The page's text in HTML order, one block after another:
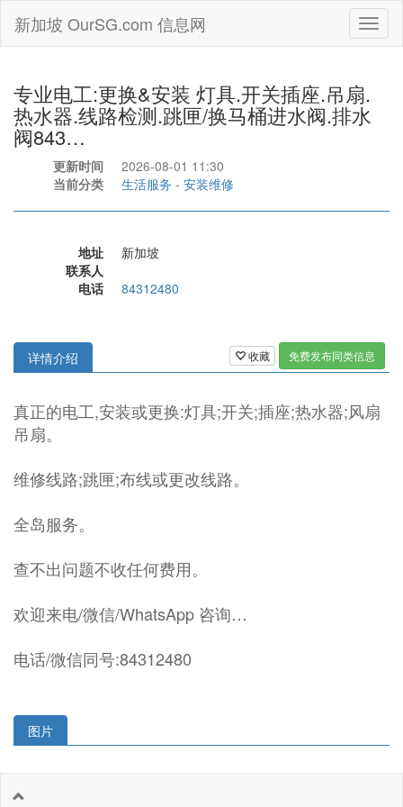
新加坡 OurSG.com 信息网
专业电工:更换&安装 灯具.开关插座.吊扇.
热水器.线路检测.跳匣/换马桶进水阀.排水
阀843…
更新时间
2026-08-01 11:30
当前分类
生活服务 - 安装维修
地址
新加坡
联系人
电话
84312480
收藏 免费发布同类信息
详情介绍
真正的电工,安装或更换:灯具;开关;插座;热水器;风扇
吊扇。
维修线路;跳匣;布线或更改线路。
全岛服务。
查不出问题不收任何费用。
欢迎来电/微信/WhatsApp 咨询…
电话/微信同号:84312480
图片